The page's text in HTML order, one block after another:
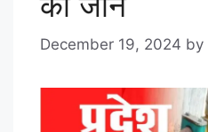
December 19, 2024 by